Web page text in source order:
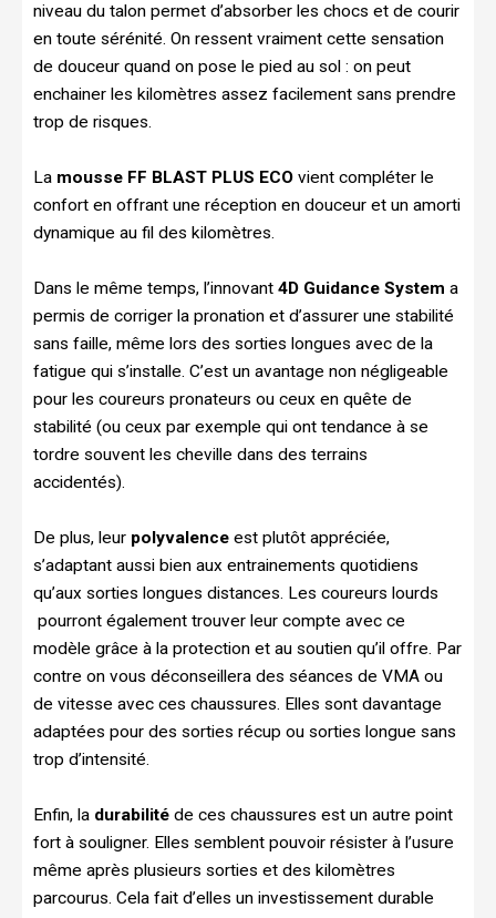
niveau du talon permet d’absorber les chocs et de courir
en toute sérénité. On ressent vraiment cette sensation
de douceur quand on pose le pied au sol : on peut
enchainer les kilomètres assez facilement sans prendre
trop de risques.
La mousse FF BLAST PLUS ECO vient compléter le
confort en offrant une réception en douceur et un amorti
dynamique au fil des kilomètres.
Dans le même temps, l’innovant 4D Guidance System a
permis de corriger la pronation et d’assurer une stabilité
sans faille, même lors des sorties longues avec de la
fatigue qui s’installe. C’est un avantage non négligeable
pour les coureurs pronateurs ou ceux en quête de
stabilité (ou ceux par exemple qui ont tendance à se
tordre souvent les cheville dans des terrains
accidentés).
De plus, leur polyvalence est plutôt appréciée,
s’adaptant aussi bien aux entrainements quotidiens
qu’aux sorties longues distances. Les coureurs lourds
pourront également trouver leur compte avec ce
modèle grâce à la protection et au soutien qu’il offre. Par
contre on vous déconseillera des séances de VMA ou
de vitesse avec ces chaussures. Elles sont davantage
adaptées pour des sorties récup ou sorties longue sans
trop d’intensité.
Enfin, la durabilité de ces chaussures est un autre point
fort à souligner. Elles semblent pouvoir résister à l’usure
même après plusieurs sorties et des kilomètres
parcourus. Cela fait d’elles un investissement durable